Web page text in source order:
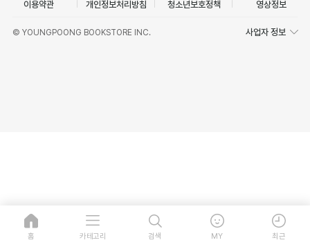
이용약관 개인정보처리방침 청소년보호정책 영상정보
© YOUNGPOONG BOOKSTORE INC. 사업자 정보
홈 카테고리 검색 MY 최근